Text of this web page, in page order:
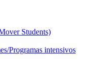
Students)
Programas intensivos